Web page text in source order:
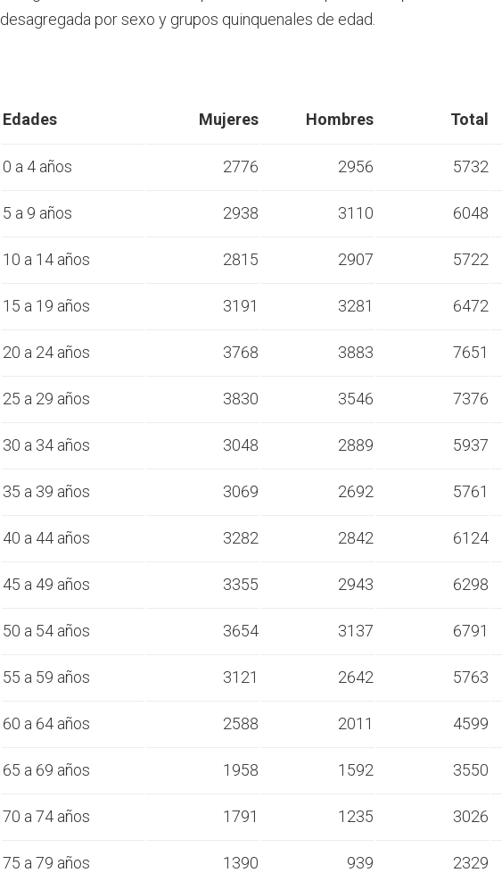
desagregada por sexo y grupos quinquenales de edad.
Edades Mujeres Hombres Total
0 a 4 años 2776 2956 5732
5 a 9 años 2938 3110 6048
10 a 14 años 2815 2907 5722
15 a 19 años 3191 3281 6472
20 a 24 años 3768 3883 7651
25 a 29 años 3830 3546 7376
30 a 34 años 3048 2889 5937
35 a 39 años 3069 2692 5761
40 a 44 años 3282 2842 6124
45 a 49 años 3355 2943 6298
50 a 54 años 3654 3137 6791
55 a 59 años 3121 2642 5763
60 a 64 años 2588 2011 4599
65 a 69 años 1958 1592 3550
70 a 74 años 1791 1235 3026
75 a 79 años 1390 939 2329